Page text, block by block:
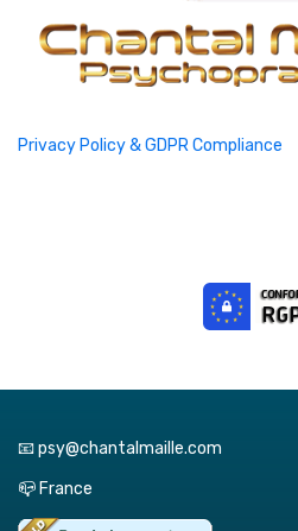
Privacy Policy & GDPR Compliance
📧 psy@chantalmaille.com
📪 France